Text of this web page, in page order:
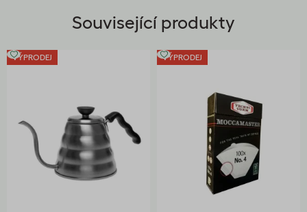
Související produkty
VÝPRODEJ VÝPRODEJ